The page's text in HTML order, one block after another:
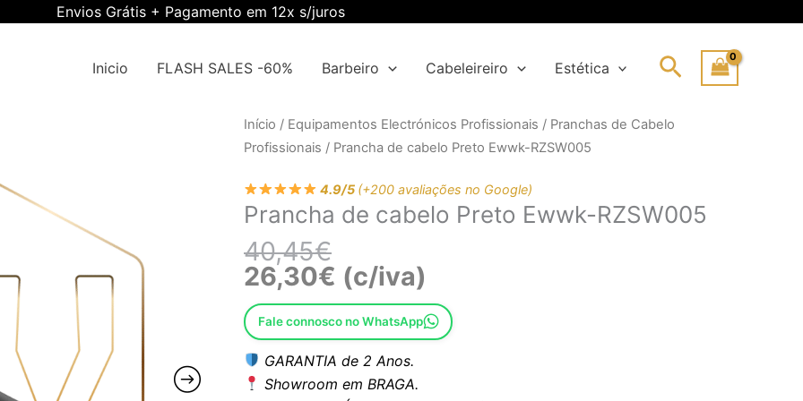
Envios Grátis + Pagamento em 12x s/juros
Inicio FLASH SALES -60% Barbeiro Cabeleireiro Estética Search
Início / Equipamentos Electrónicos Profissionais / Pranchas de Cabelo
Profissionais / Prancha de cabelo Preto Ewwk-RZSW005
4.9/5 (+200 avaliações no Google)
Prancha de cabelo Preto Ewwk-RZSW005
40,45€
O
preço
era:
40,45€.
O
preço
é:
26,30€.
26,30€ (c/iva)
Fale connosco no WhatsApp
GARANTIA de 2 Anos.
Showroom em BRAGA.
Quantidade
de
de
cabelo
Preto
Ewwk-
RZSW005